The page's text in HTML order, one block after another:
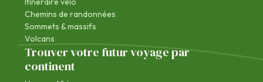
Chemins de randonnées
Sommets & massifs
Volcans
Trouver votre futur voyage par
continent